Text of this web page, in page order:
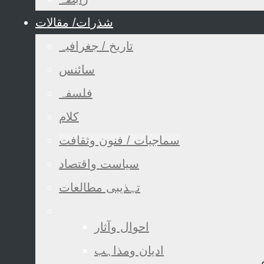
شذرات/ مقالات
تاریخ / جغرافیہ
سائنس
فلسفہ
کلام
سماجیات / فنون وثقافت
سیاست واقتصاد
تہذیبی مطالعات
احوال وآثار
ادیان ومذاہب